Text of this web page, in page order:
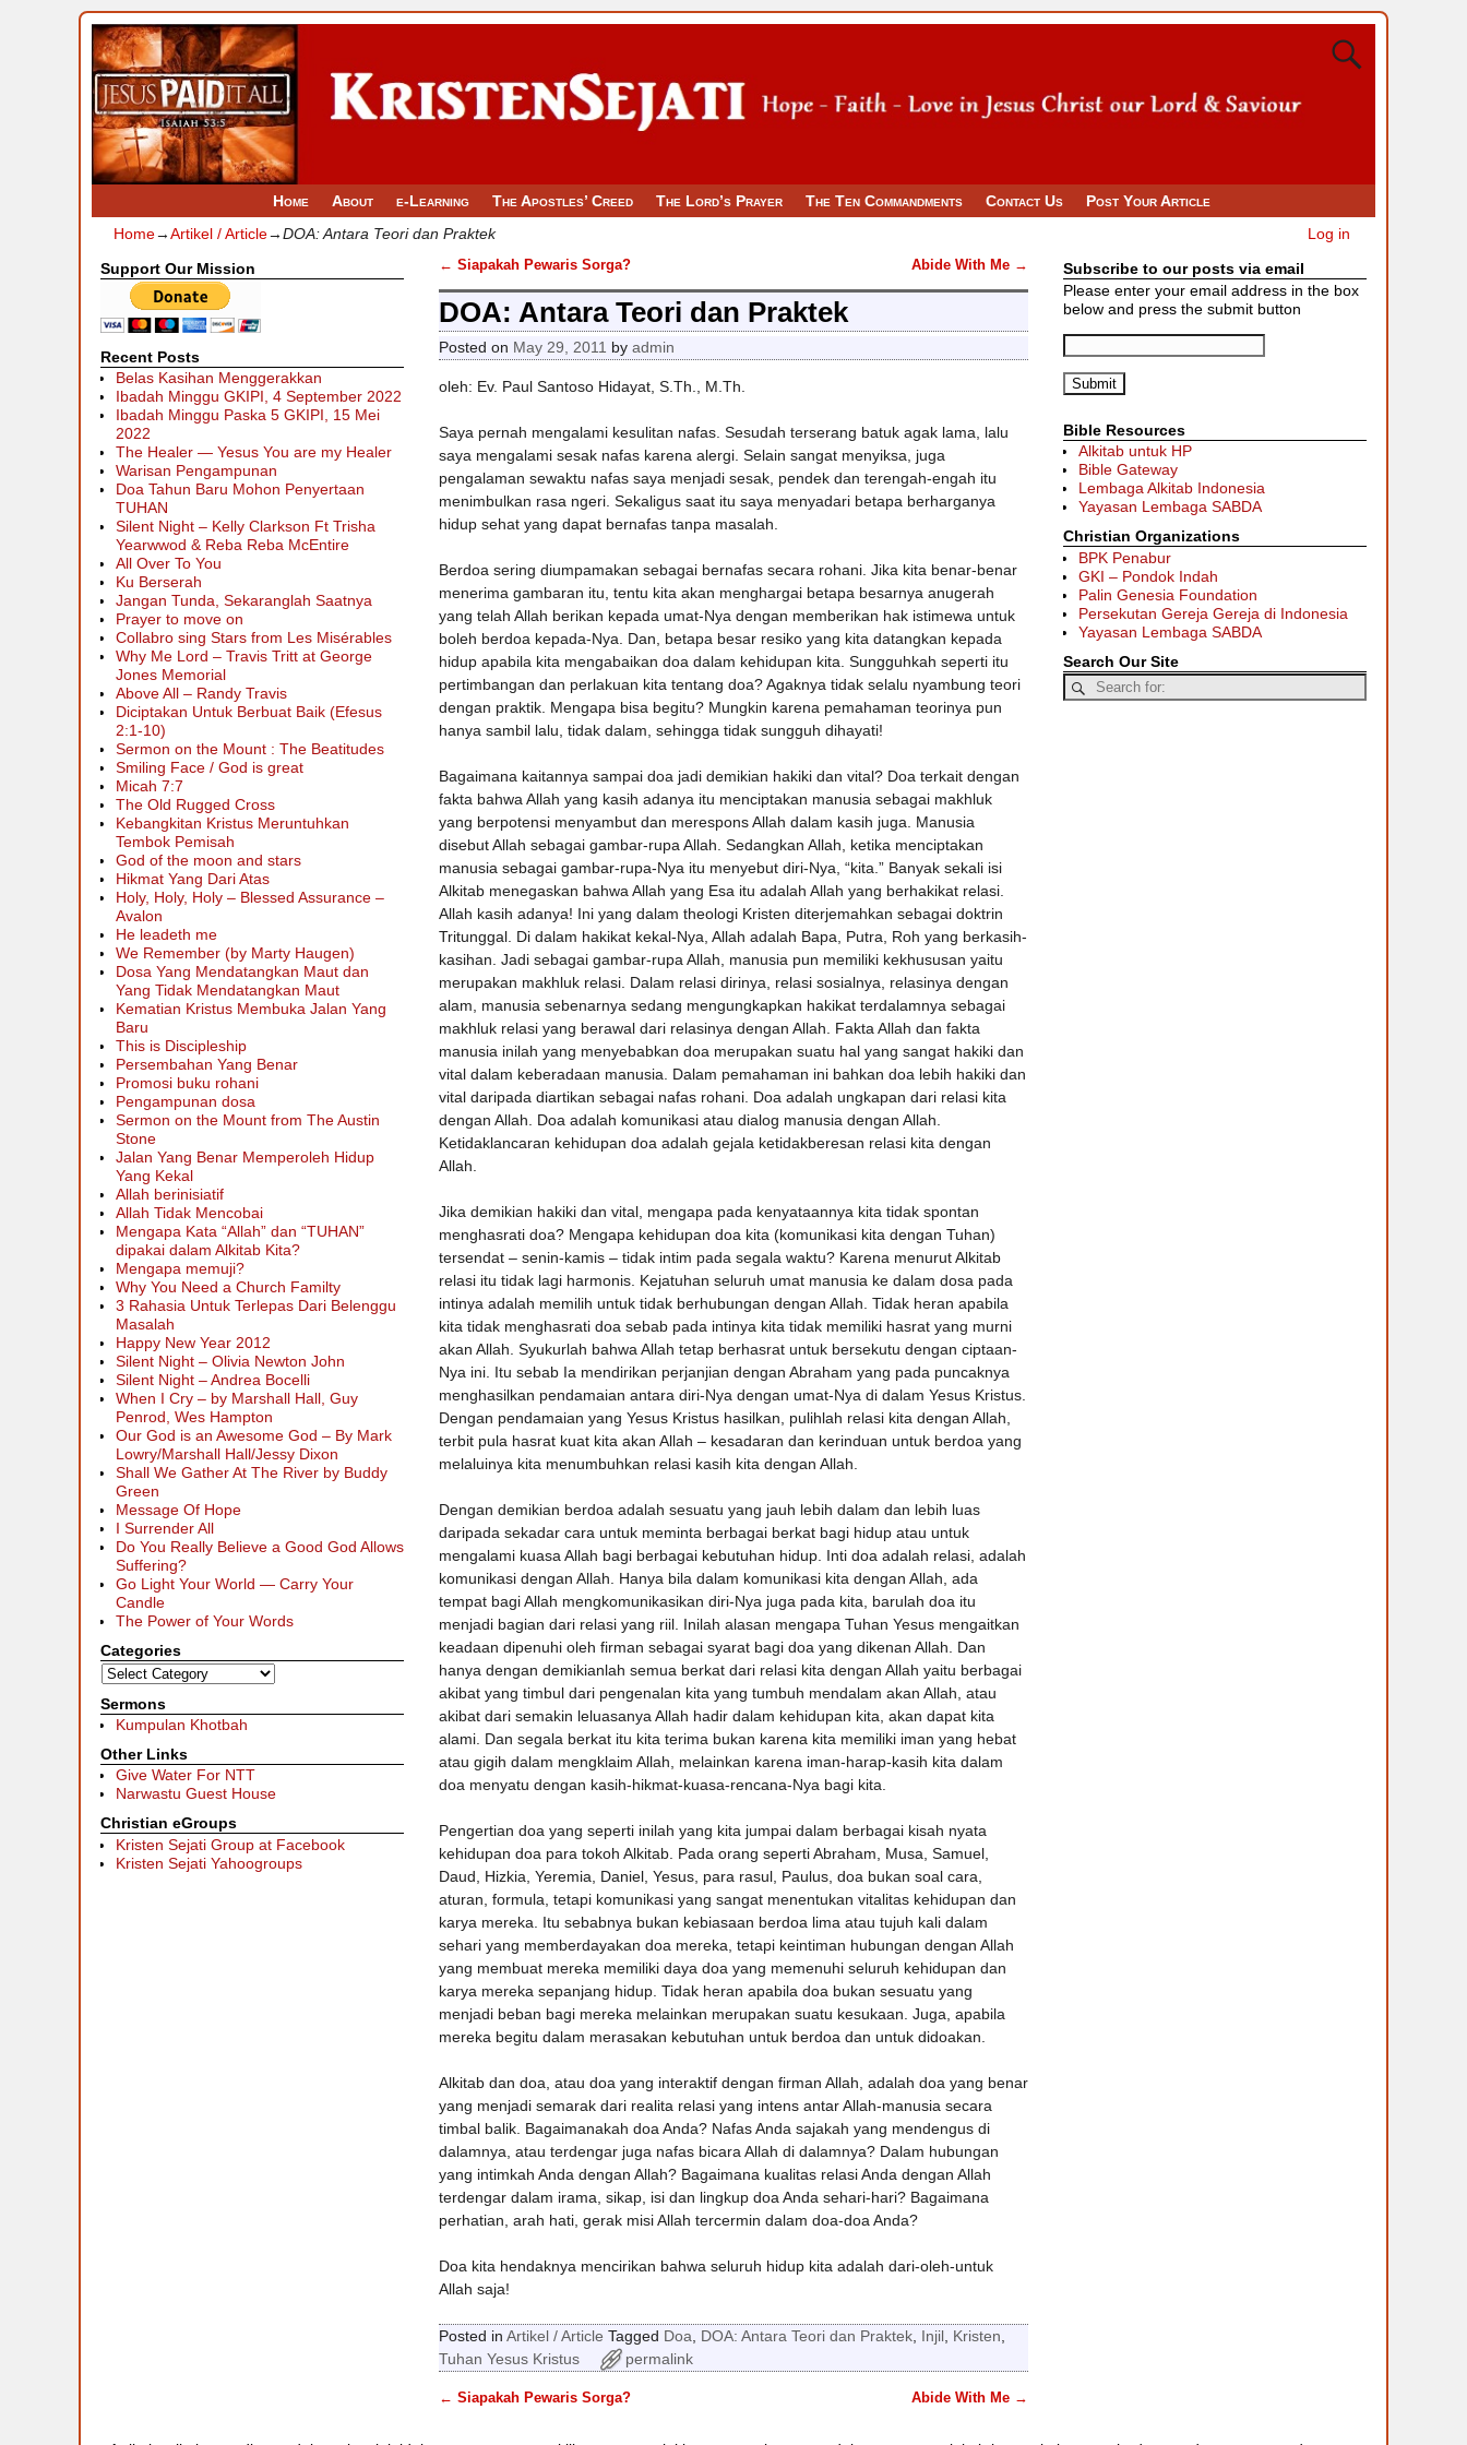
Home About e-Learning The Apostles’ Creed The Lord’s Prayer The Ten Commandments Contact Us
Post Your Article
Home→Artikel / Article→DOA: Antara Teori dan Praktek Log in
Post navigation
← Siapakah Pewaris Sorga? Abide With Me →
DOA: Antara Teori dan Praktek
Posted on May 29, 2011 by admin
oleh: Ev. Paul Santoso Hidayat, S.Th., M.Th.
Saya pernah mengalami kesulitan nafas. Sesudah terserang batuk agak lama, lalu
saya mengalami sesak nafas karena alergi. Selain sangat menyiksa, juga
pengalaman sewaktu nafas saya menjadi sesak, pendek dan terengah-engah itu
menimbulkan rasa ngeri. Sekaligus saat itu saya menyadari betapa berharganya
hidup sehat yang dapat bernafas tanpa masalah.
Berdoa sering diumpamakan sebagai bernafas secara rohani. Jika kita benar-benar
menerima gambaran itu, tentu kita akan menghargai betapa besarnya anugerah
yang telah Allah berikan kepada umat-Nya dengan memberikan hak istimewa untuk
boleh berdoa kepada-Nya. Dan, betapa besar resiko yang kita datangkan kepada
hidup apabila kita mengabaikan doa dalam kehidupan kita. Sungguhkah seperti itu
pertimbangan dan perlakuan kita tentang doa? Agaknya tidak selalu nyambung teori
dengan praktik. Mengapa bisa begitu? Mungkin karena pemahaman teorinya pun
hanya sambil lalu, tidak dalam, sehingga tidak sungguh dihayati!
Bagaimana kaitannya sampai doa jadi demikian hakiki dan vital? Doa terkait dengan
fakta bahwa Allah yang kasih adanya itu menciptakan manusia sebagai makhluk
yang berpotensi menyambut dan merespons Allah dalam kasih juga. Manusia
disebut Allah sebagai gambar-rupa Allah. Sedangkan Allah, ketika menciptakan
manusia sebagai gambar-rupa-Nya itu menyebut diri-Nya, “kita.” Banyak sekali isi
Alkitab menegaskan bahwa Allah yang Esa itu adalah Allah yang berhakikat relasi.
Allah kasih adanya! Ini yang dalam theologi Kristen diterjemahkan sebagai doktrin
Tritunggal. Di dalam hakikat kekal-Nya, Allah adalah Bapa, Putra, Roh yang berkasih-
kasihan. Jadi sebagai gambar-rupa Allah, manusia pun memiliki kekhususan yaitu
merupakan makhluk relasi. Dalam relasi dirinya, relasi sosialnya, relasinya dengan
alam, manusia sebenarnya sedang mengungkapkan hakikat terdalamnya sebagai
makhluk relasi yang berawal dari relasinya dengan Allah. Fakta Allah dan fakta
manusia inilah yang menyebabkan doa merupakan suatu hal yang sangat hakiki dan
vital dalam keberadaan manusia. Dalam pemahaman ini bahkan doa lebih hakiki dan
vital daripada diartikan sebagai nafas rohani. Doa adalah ungkapan dari relasi kita
dengan Allah. Doa adalah komunikasi atau dialog manusia dengan Allah.
Ketidaklancaran kehidupan doa adalah gejala ketidakberesan relasi kita dengan
Allah.
Jika demikian hakiki dan vital, mengapa pada kenyataannya kita tidak spontan
menghasrati doa? Mengapa kehidupan doa kita (komunikasi kita dengan Tuhan)
tersendat – senin-kamis – tidak intim pada segala waktu? Karena menurut Alkitab
relasi itu tidak lagi harmonis. Kejatuhan seluruh umat manusia ke dalam dosa pada
intinya adalah memilih untuk tidak berhubungan dengan Allah. Tidak heran apabila
kita tidak menghasrati doa sebab pada intinya kita tidak memiliki hasrat yang murni
akan Allah. Syukurlah bahwa Allah tetap berhasrat untuk bersekutu dengan ciptaan-
Nya ini. Itu sebab Ia mendirikan perjanjian dengan Abraham yang pada puncaknya
menghasilkan pendamaian antara diri-Nya dengan umat-Nya di dalam Yesus Kristus.
Dengan pendamaian yang Yesus Kristus hasilkan, pulihlah relasi kita dengan Allah,
terbit pula hasrat kuat kita akan Allah – kesadaran dan kerinduan untuk berdoa yang
melaluinya kita menumbuhkan relasi kasih kita dengan Allah.
Dengan demikian berdoa adalah sesuatu yang jauh lebih dalam dan lebih luas
daripada sekadar cara untuk meminta berbagai berkat bagi hidup atau untuk
mengalami kuasa Allah bagi berbagai kebutuhan hidup. Inti doa adalah relasi, adalah
komunikasi dengan Allah. Hanya bila dalam komunikasi kita dengan Allah, ada
tempat bagi Allah mengkomunikasikan diri-Nya juga pada kita, barulah doa itu
menjadi bagian dari relasi yang riil. Inilah alasan mengapa Tuhan Yesus mengaitkan
keadaan dipenuhi oleh firman sebagai syarat bagi doa yang dikenan Allah. Dan
hanya dengan demikianlah semua berkat dari relasi kita dengan Allah yaitu berbagai
akibat yang timbul dari pengenalan kita yang tumbuh mendalam akan Allah, atau
akibat dari semakin leluasanya Allah hadir dalam kehidupan kita, akan dapat kita
alami. Dan segala berkat itu kita terima bukan karena kita memiliki iman yang hebat
atau gigih dalam mengklaim Allah, melainkan karena iman-harap-kasih kita dalam
doa menyatu dengan kasih-hikmat-kuasa-rencana-Nya bagi kita.
Pengertian doa yang seperti inilah yang kita jumpai dalam berbagai kisah nyata
kehidupan doa para tokoh Alkitab. Pada orang seperti Abraham, Musa, Samuel,
Daud, Hizkia, Yeremia, Daniel, Yesus, para rasul, Paulus, doa bukan soal cara,
aturan, formula, tetapi komunikasi yang sangat menentukan vitalitas kehidupan dan
karya mereka. Itu sebabnya bukan kebiasaan berdoa lima atau tujuh kali dalam
sehari yang memberdayakan doa mereka, tetapi keintiman hubungan dengan Allah
yang membuat mereka memiliki daya doa yang memenuhi seluruh kehidupan dan
karya mereka sepanjang hidup. Tidak heran apabila doa bukan sesuatu yang
menjadi beban bagi mereka melainkan merupakan suatu kesukaan. Juga, apabila
mereka begitu dalam merasakan kebutuhan untuk berdoa dan untuk didoakan.
Alkitab dan doa, atau doa yang interaktif dengan firman Allah, adalah doa yang benar
yang menjadi semarak dari realita relasi yang intens antar Allah-manusia secara
timbal balik. Bagaimanakah doa Anda? Nafas Anda sajakah yang mendengus di
dalamnya, atau terdengar juga nafas bicara Allah di dalamnya? Dalam hubungan
yang intimkah Anda dengan Allah? Bagaimana kualitas relasi Anda dengan Allah
terdengar dalam irama, sikap, isi dan lingkup doa Anda sehari-hari? Bagaimana
perhatian, arah hati, gerak misi Allah tercermin dalam doa-doa Anda?
Doa kita hendaknya mencirikan bahwa seluruh hidup kita adalah dari-oleh-untuk
Allah saja!
Posted in Artikel / Article Tagged Doa DOA: Antara Teori dan Praktek, Injil, Kristen
Tuhan Yesus Kristus
permalink
← Siapakah Pewaris Sorga? Abide With Me →
Support Our Mission
Recent Posts
Belas Kasihan Menggerakkan
Ibadah Minggu GKIPI, 4 September 2022
Ibadah Minggu Paska 5 GKIPI, 15 Mei
2022
The Healer — Yesus You are my Healer
Warisan Pengampunan
Doa Tahun Baru Mohon Penyertaan
TUHAN
Silent Night – Kelly Clarkson Ft Trisha
Yearwwod & Reba Reba McEntire
All Over To You
Ku Berserah
Jangan Tunda, Sekaranglah Saatnya
Prayer to move on
Collabro sing Stars from Les Misérables
Why Me Lord – Travis Tritt at George
Jones Memorial
Above All – Randy Travis
Diciptakan Untuk Berbuat Baik (Efesus
2:1-10)
Sermon on the Mount : The Beatitudes
Smiling Face / God is great
Micah 7:7
The Old Rugged Cross
Kebangkitan Kristus Meruntuhkan
Tembok Pemisah
God of the moon and stars
Hikmat Yang Dari Atas
Holy, Holy, Holy – Blessed Assurance –
Avalon
He leadeth me
We Remember (by Marty Haugen)
Dosa Yang Mendatangkan Maut dan
Yang Tidak Mendatangkan Maut
Kematian Kristus Membuka Jalan Yang
Baru
This is Discipleship
Persembahan Yang Benar
Promosi buku rohani
Pengampunan dosa
Sermon on the Mount from The Austin
Stone
Jalan Yang Benar Memperoleh Hidup
Yang Kekal
Allah berinisiatif
Allah Tidak Mencobai
Mengapa Kata “Allah” dan “TUHAN”
dipakai dalam Alkitab Kita?
Mengapa memuji?
Why You Need a Church Familty
3 Rahasia Untuk Terlepas Dari Belenggu
Masalah
Happy New Year 2012
Silent Night – Olivia Newton John
Silent Night – Andrea Bocelli
When I Cry – by Marshall Hall, Guy
Penrod, Wes Hampton
Our God is an Awesome God – By Mark
Lowry/Marshall Hall/Jessy Dixon
Shall We Gather At The River by Buddy
Green
Message Of Hope
I Surrender All
Do You Really Believe a Good God Allows
Suffering?
Go Light Your World — Carry Your
Candle
The Power of Your Words
Categories
Sermons
Kumpulan Khotbah
Other Links
Give Water For NTT
Narwastu Guest House
Christian eGroups
Kristen Sejati Group at Facebook
Kristen Sejati Yahoogroups
Subscribe to our posts via email
Please enter your email address in the box
below and press the submit button
Bible Resources
Alkitab untuk HP
Bible Gateway
Lembaga Alkitab Indonesia
Yayasan Lembaga SABDA
Christian Organizations
BPK Penabur
GKI – Pondok Indah
Palin Genesia Foundation
Persekutan Gereja Gereja di Indonesia
Yayasan Lembaga SABDA
Search Our Site